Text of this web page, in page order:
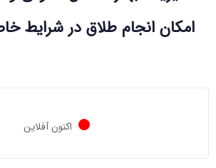
امکان انجام طلاق در شرایط
اکنون آفلاین